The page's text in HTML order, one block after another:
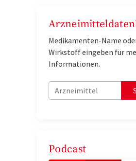
Medikamenten-Name
Wirkstoff eingeben für
Informationen.
Podcast